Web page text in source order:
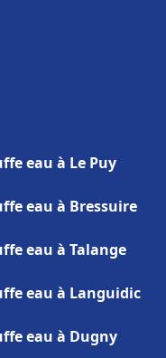
eau à Le Puy
eau à Bressuire
eau à Talange
eau à Languidic
eau à Dugny